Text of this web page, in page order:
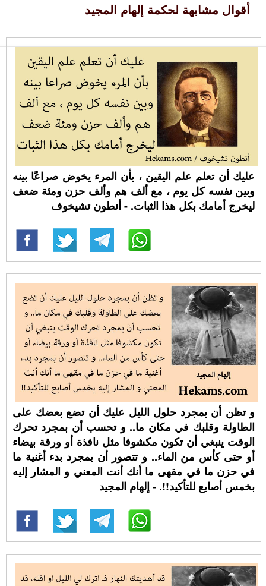
أقوال مشابهة لحكمة إلهام المجيد
عليك أن تعلم علم اليقين ، بأن المرء يخوض صراعًا بينه
وبين نفسه كل يوم ، مع ألف هم وألف حزن ومئة ضعف
ليخرج أمامك بكل هذا الثبات. - أنطون تشيخوف
و تظن أن بمجرد حلول الليل عليك أن تضع بعضك على
الطاولة وقلبك في مكان ما.. و تحسب أن بمجرد تحرك
الوقت ينبغي أن تكون مكشوفا مثل نافذة أو ورقة بيضاء
أو حتى كأس من الماء.. و تتصور أن بمجرد بدء أغنية ما
في حزن ما في مقهى ما أنك أنت المعني و المشار إليه
بخمس أصابع للتأكيد!!. - إلهام المجيد